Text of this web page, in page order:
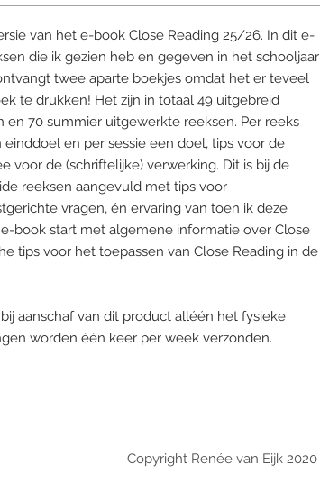
van het e-book Close Reading 25/26. In dit e-
die ik gezien heb en gegeven in het schooljaar
twee aparte boekjes omdat het er teveel
te drukken! Het zijn in totaal 49 uitgebreid
en 70 summier uitgewerkte reeksen. Per reeks
en per sessie een doel, tips voor de
voor de (schriftelijke) verwerking. Dit is bij de
reeksen aangevuld met tips voor
vragen, én ervaring van toen ik deze
book start met algemene informatie over Close
tips voor het toepassen van Close Reading in de
aanschaf van dit product alléén het fysieke
worden één keer per week verzonden.
Copyright Renée van Eijk 2020